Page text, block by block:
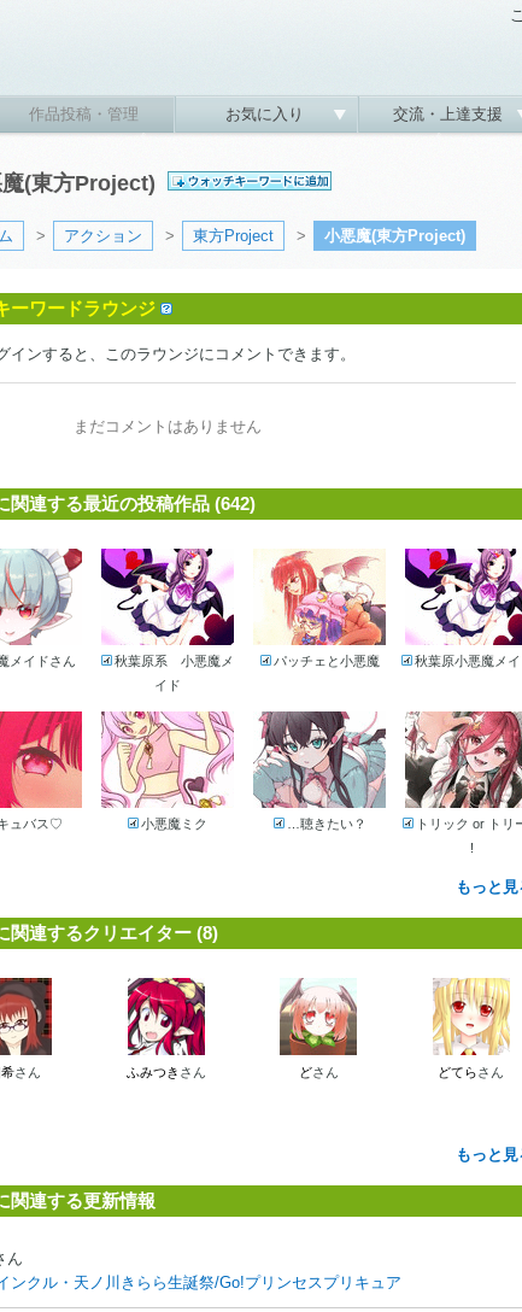
作品投稿・管理 お気に入り 交流・上達支援
(東方Project)
> アクション > 東方Project > 小悪魔(東方Project)
ーワードラウンジ
インすると、このラウンジにコメントできます。
まだコメントはありません
関連する最近の投稿作品 (642)
メイドさん
秋葉原系 小悪魔メ
イド
パッチェと小悪魔 秋葉原小悪魔メイ
ュバス♡ 小悪魔ミク …聴きたい？
トリック or トリ
!
もっと見
関連するクリエイター (8)
さん ふみつき さん どさん どてらさん
もっと見
関連する更新情報
ん
ンクル・天ノ川きらら生誕祭/Go!プリンセスプリキュア